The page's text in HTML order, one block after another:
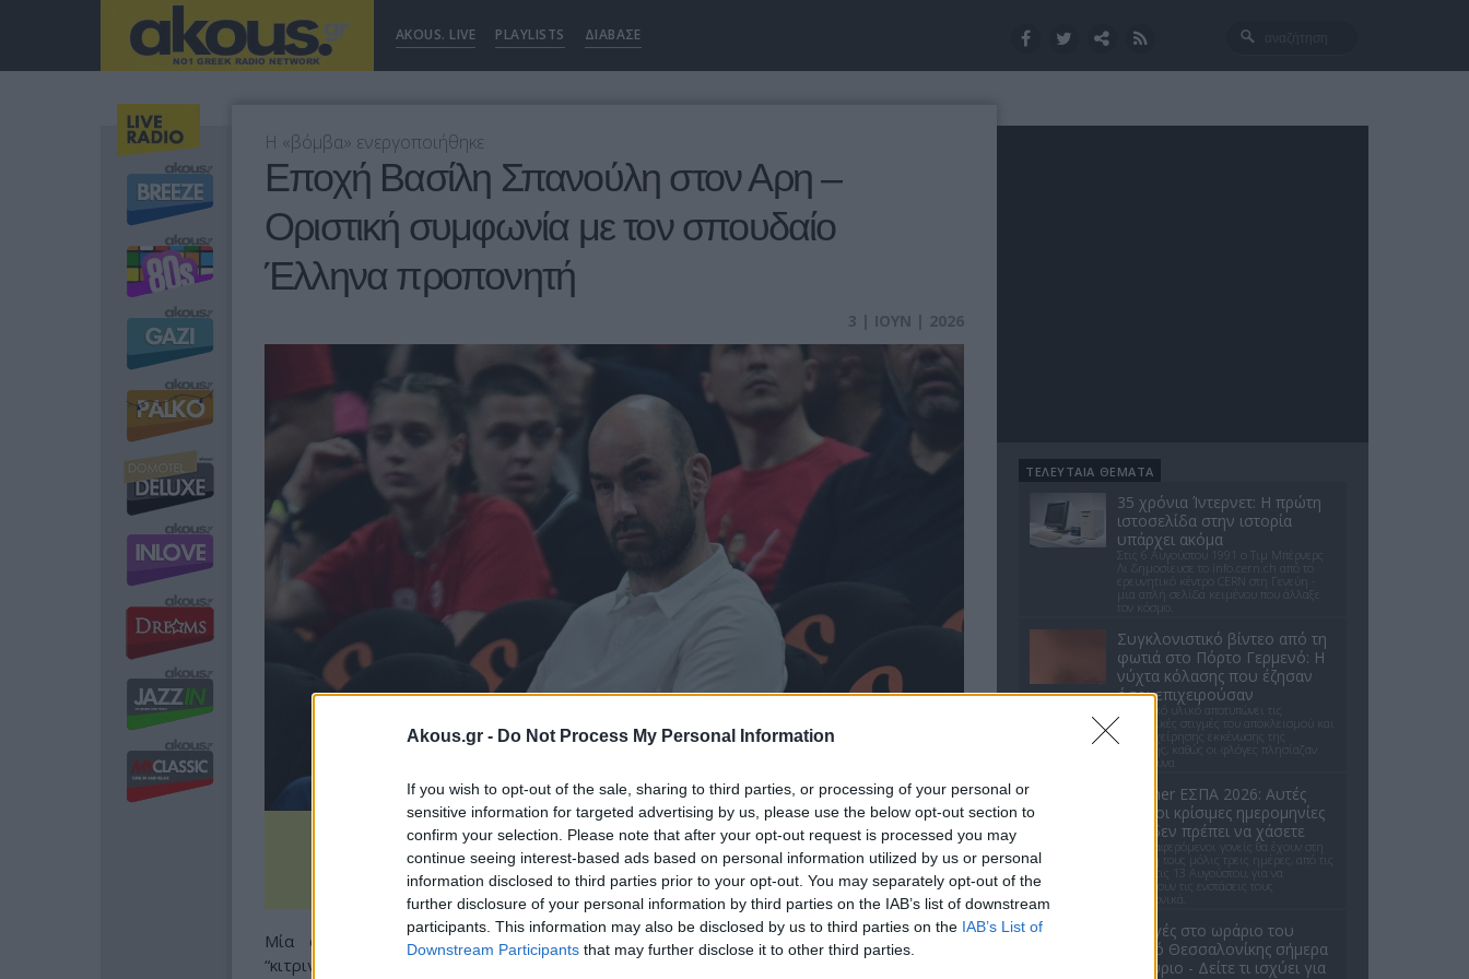
Akous.gr - Do Not Process My Personal Information
If you wish to opt-out of the sale, sharing to third parties, or processing of your personal or
sensitive information for targeted advertising by us, please use the below opt-out section to
confirm your selection. Please note that after your opt-out request is processed you may
continue seeing interest-based ads based on personal information utilized by us or personal
information disclosed to third parties prior to your opt-out. You may separately opt-out of the
further disclosure of your personal information by third parties on the IAB’s list of downstream
participants. This information may also be disclosed by us to third parties on the IAB’s List of
Downstream Participants that may further disclose it to other third parties.
AKOUS. LIVE PLAYLISTS ΔΙΑΒΑΣΕ
Η «βόμβα» ενεργοποιήθηκε
Εποχή Βασίλη Σπανούλη στον Αρη –
Οριστική συμφωνία με τον σπουδαίο
Έλληνα προπονητή
3 | ΙΟΥΝ | 2026
Μία σπουδαία κίνηση, από τις μεγαλύτερες στο ευρωπαϊκό μπάσκετ, καθώς οι
“κιτρινόμαυροι” έπεισαν τον Βασίλη Σπανούλη, ένα από τα πιο «καυτά» ονόματα της
ΤΕΛΕΥΤΑΙΑ ΘΕΜΑΤΑ
35 χρόνια Ίντερνετ: Η πρώτη
ιστοσελίδα στην ιστορία
υπάρχει ακόμα
Στις 6 Αυγούστου 1991 ο Τιμ Μπέρνερς
Λι δημοσίευσε το info.cern.ch από το
ερευνητικό κέντρο CERN στη Γενεύη -
μια απλή σελίδα κειμένου που άλλαξε
τον κόσμο.
Συγκλονιστικό βίντεο από τη
φωτιά στο Πόρτο Γερμενό: Η
νύχτα κόλασης που έζησαν
όσοι επιχειρούσαν
Το οπτικό υλικό αποτυπώνει τις
δραματικές στιγμές του αποκλεισμού και
της επιχείρησης εκκένωσης της
περιοχής, καθώς οι φλόγες πλησίαζαν
επικίνδυνα
Voucher ΕΣΠΑ 2026: Αυτές
είναι οι κρίσιμες ημερομηνίες
που δεν πρέπει να χάσετε
Οι ενδιαφερόμενοι γονείς θα έχουν στη
διάθεσή τους μόλις τρεις ημέρες, από τις
11 έως τις 13 Αυγούστου, για να
υποβάλουν τις ενστάσεις τους
ηλεκτρονικά.
Αλλαγές στο ωράριο του
Μετρό Θεσσαλονίκης σήμερα
και αύριο - Δείτε τι ισχύει για